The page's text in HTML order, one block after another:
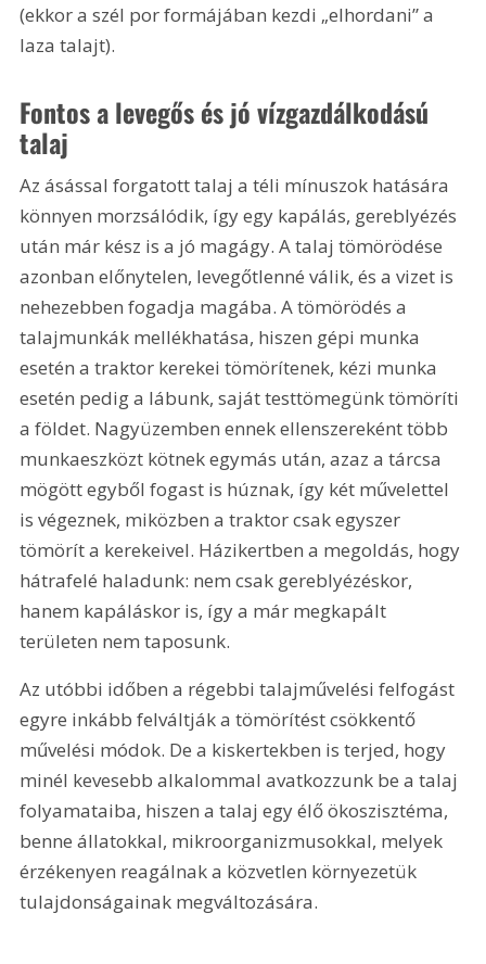
(ekkor a szél por formájában kezdi „elhordani” a
laza talajt).
Fontos a levegős és jó vízgazdálkodású
talaj
Az ásással forgatott talaj a téli mínuszok hatására
könnyen morzsálódik, így egy kapálás, gereblyézés
után már kész is a jó magágy. A talaj tömörödése
azonban előnytelen, levegőtlenné válik, és a vizet is
nehezebben fogadja magába. A tömörödés a
talajmunkák mellékhatása, hiszen gépi munka
esetén a traktor kerekei tömörítenek, kézi munka
esetén pedig a lábunk, saját testtömegünk tömöríti
a földet. Nagyüzemben ennek ellenszereként több
munkaeszközt kötnek egymás után, azaz a tárcsa
mögött egyből fogast is húznak, így két művelettel
is végeznek, miközben a traktor csak egyszer
tömörít a kerekeivel. Házikertben a megoldás, hogy
hátrafelé haladunk: nem csak gereblyézéskor,
hanem kapáláskor is, így a már megkapált
területen nem taposunk.
Az utóbbi időben a régebbi talajművelési felfogást
egyre inkább felváltják a tömörítést csökkentő
művelési módok. De a kiskertekben is terjed, hogy
minél kevesebb alkalommal avatkozzunk be a talaj
folyamataiba, hiszen a talaj egy élő ökoszisztéma,
benne állatokkal, mikroorganizmusokkal, melyek
érzékenyen reagálnak a közvetlen környezetük
tulajdonságainak megváltozására.